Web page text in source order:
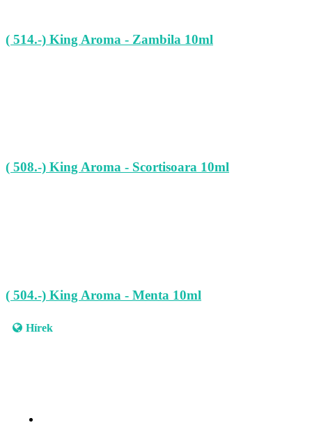
( 514.-) King Aroma - Zambila 10ml
( 508.-) King Aroma - Scortisoara 10ml
( 504.-) King Aroma - Menta 10ml
Hírek